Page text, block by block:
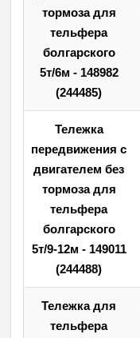
тормоза для
тельфера
болгарского
5т/6м - 148982
(244485)
Тележка
передвижения с
двигателем без
тормоза для
тельфера
болгарского
5т/9-12м - 149011
(244488)
Тележка для
тельфера